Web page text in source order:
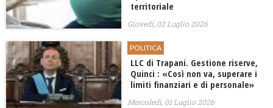
territoriale
Giovedì, 02 Luglio 2026
POLITICA
LLC di Trapani. Gestione riserve,
Quinci : «Così non va, superare i
limiti finanziari e di personale»
Mercoledì, 01 Luglio 2026